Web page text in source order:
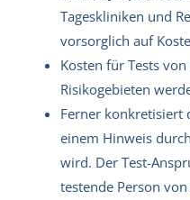
Tageskliniken und
vorsorglich auf
Kosten für Tests
Risikogebieten
Ferner konkretisiert
einem Hinweis
wird. Der Test-
testende Person